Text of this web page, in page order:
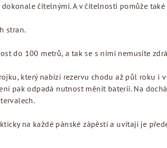
čitelnými. A v čitelnosti pomůže
stran.
do 100 metrů, a tak se s nimi nemusíte
který nabízí rezervu chodu až půl roku i
pak odpadá nutnost měnit baterii. Na
na každé pánské zápěstí a uvítají je